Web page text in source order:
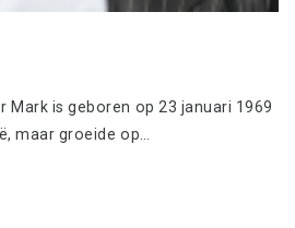
Mark is geboren op 23 januari 1969
maar groeide op…